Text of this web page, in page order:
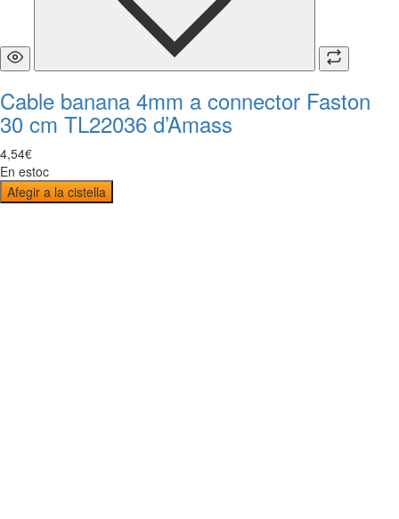
Cable banana 4mm a connector Faston
30 cm TL22036 d’Amass
4,54€
En estoc
Afegir a la cistella